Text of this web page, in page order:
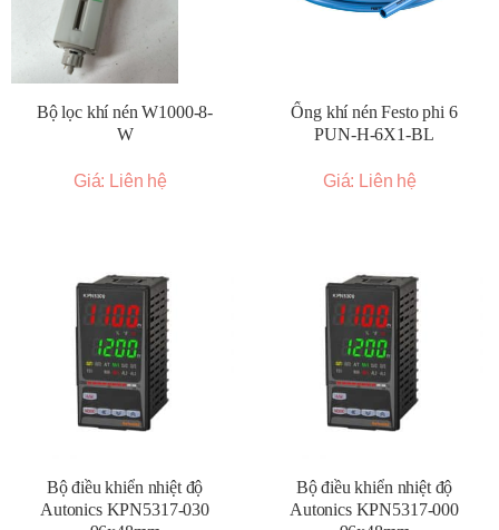
Bộ lọc khí nén W1000-8-
W
Giá: Liên hệ
Ống khí nén Festo phi 6
PUN-H-6X1-BL
Giá: Liên hệ
Bộ điều khiển nhiệt độ
Autonics KPN5317-030
Bộ điều khiển nhiệt độ
Autonics KPN5317-000